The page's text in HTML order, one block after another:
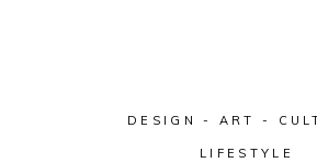
DESIGN - ART -
LIFESTYLE